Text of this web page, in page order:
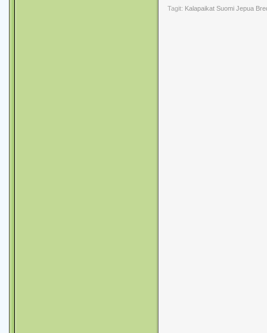
Tagit: Kalapaikat Suomi Jepua